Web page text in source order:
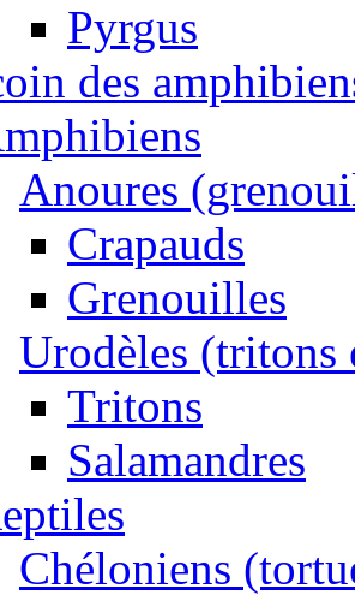
Pyrgus
des
Anoures
Crapauds
Grenouilles
Urodèles (tritons
Tritons
Salamandres
Chéloniens